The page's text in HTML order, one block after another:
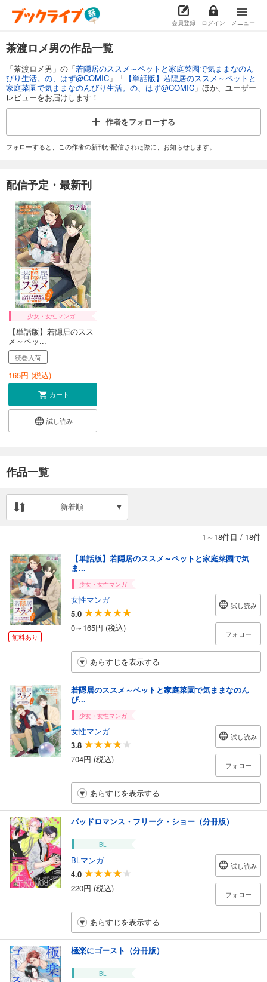
会員登録 ログイン メニュー
茶渡ロメ男の作品一覧
「茶渡ロメ男」の「若隠居のススメ～ペットと家庭菜園で気ままなのん
びり生活。の、はず@COMIC 」「 【単話版】若隠居のススメ～ペットと
家庭菜園で気ままなのんびり生活。の、はず@COMIC 」ほか、ユーザー
レビューをお届けします！
作者をフォローする
フォローすると、この作者の新刊が配信された際に、お知らせします。
配信予定・最新刊
少女・女性マンガ
【単話版】若隠居のスス
メ～ペッ...
続巻入荷
165円 (税込)
カート
試し読み
作品一覧
新着順
1～18件目 / 18件
無料あり
【単話版】若隠居のススメ～ペットと家庭菜園で気
ま...
少女・女性マンガ
女性マンガ
5.0
0～165円 (税込)
試し読み
フォロー
あらすじを表示する
若隠居のススメ～ペットと家庭菜園で気ままなのん
び...
少女・女性マンガ
女性マンガ
3.8
704円 (税込)
試し読み
フォロー
あらすじを表示する
バッドロマンス・フリーク・ショー（分冊版）
BL
BLマンガ
4.0
220円 (税込)
試し読み
フォロー
あらすじを表示する
極楽にゴースト（分冊版）
BL